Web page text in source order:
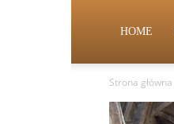
HOME
Strona główna